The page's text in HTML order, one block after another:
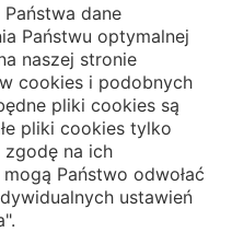
dane
Państwu optymalnej
naszej stronie
cookies i podobnych
pliki cookies są
pliki cookies tylko
na ich
Państwo odwołać
ustawień